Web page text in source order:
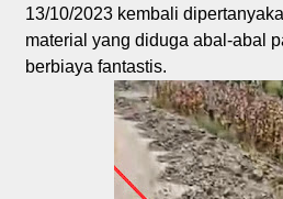
13/10/2023 kembali
material yang diduga abal-abal
berbiaya fantastis.